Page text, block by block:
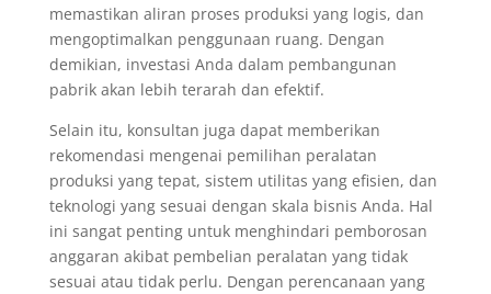
memastikan aliran proses produksi yang logis, dan
mengoptimalkan penggunaan ruang. Dengan
demikian, investasi Anda dalam pembangunan
pabrik akan lebih terarah dan efektif.
Selain itu, konsultan juga dapat memberikan
rekomendasi mengenai pemilihan peralatan
produksi yang tepat, sistem utilitas yang efisien, dan
teknologi yang sesuai dengan skala bisnis Anda. Hal
ini sangat penting untuk menghindari pemborosan
anggaran akibat pembelian peralatan yang tidak
sesuai atau tidak perlu. Dengan perencanaan yang